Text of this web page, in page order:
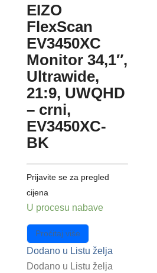
EIZO
FlexScan
EV3450XC
Monitor 34,1″,
Ultrawide,
21:9, UWQHD
– crni,
EV3450XC-
BK
Prijavite se za pregled
cijena
U procesu nabave
Pročitaj više
Dodano u Listu želja
Dodano u Listu želja